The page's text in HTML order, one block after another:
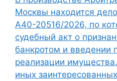
Москвы находится
А40-20516/2026, по
судебный акт о
банкротом и введении
реализации
иных